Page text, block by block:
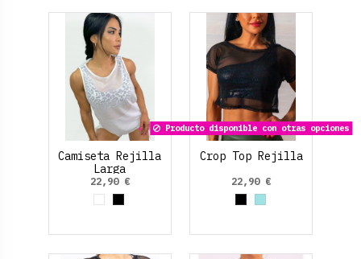
Camiseta Rejilla
Larga
22,90 €
BlancoNegro
Producto disponible con otras opciones
Crop Top Rejilla
22,90 €
NegroAzul cielo